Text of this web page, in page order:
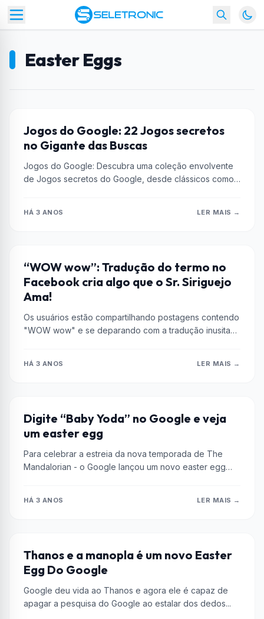
Easter Eggs
CURIOSIDADES
Jogos do Google: 22 Jogos secretos
no Gigante das Buscas
Jogos do Google: Descubra uma coleção envolvente
de Jogos secretos do Google, desde clássicos como
HÁ 3 ANOS LER MAIS →
CURIOSIDADES
“WOW wow”: Tradução do termo no
Facebook cria algo que o Sr. Siriguejo
Ama!
Os usuários estão compartilhando postagens contendo
"WOW wow" e se deparando com a tradução inusitada
HÁ 3 ANOS LER MAIS →
EASTER EGGS
Digite “Baby Yoda” no Google e veja
um easter egg
Para celebrar a estreia da nova temporada de The
Mandalorian - o Google lançou um novo easter egg
HÁ 3 ANOS LER MAIS →
EASTER EGGS
Thanos e a manopla é um novo Easter
Egg Do Google
Google deu vida ao Thanos e agora ele é capaz de
apagar a pesquisa do Google ao estalar dos dedos...